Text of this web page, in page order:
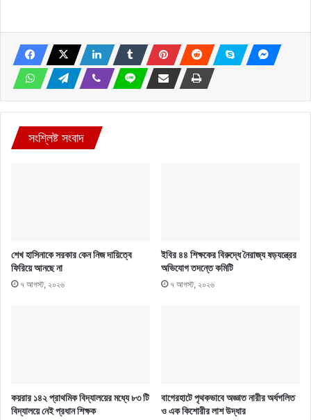
সংশ্লিষ্ট সংবাদ
শেখ হাসিনাকে সরকার কেন নিজ দায়িত্বে
ফিরিয়ে আনছে না
৭ আগস্ট, ২০২৬
ইবির ৪৪ শিক্ষকের বিরুদ্ধে নৈরাজ্য ষড়যন্ত্রের
অভিযোগ তদন্তে কমিটি
৭ আগস্ট, ২০২৬
কয়রার ১৪২ প্রাথমিক বিদ্যালয়ের মধ্যে ৮৩ টি
বিদ্যালয়ে নেই প্রধান শিক্ষক
বাগেরহাটে পৃথকভাবে অজ্ঞাত নারীর অর্ধগলিত
ও এক কিশোরীর লাশ উদ্ধার